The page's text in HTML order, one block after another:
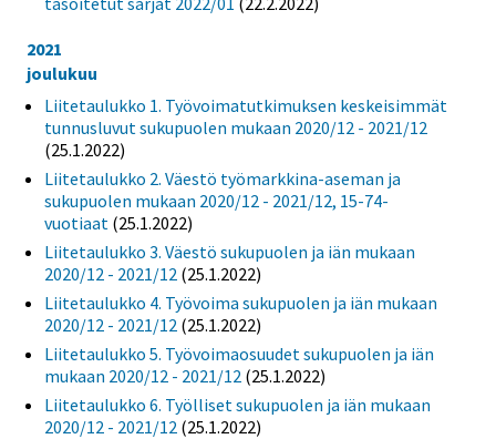
2021
joulukuu
Liitetaulukko 1. Työvoimatutkimuksen keskeisimmät
tunnusluvut sukupuolen mukaan 2020/12 - 2021/12
(25.1.2022)
Liitetaulukko 2. Väestö työmarkkina-aseman ja
sukupuolen mukaan 2020/12 - 2021/12, 15-74-
vuotiaat (25.1.2022)
Liitetaulukko 3. Väestö sukupuolen ja iän mukaan
2020/12 - 2021/12 (25.1.2022)
Liitetaulukko 4. Työvoima sukupuolen ja iän mukaan
2020/12 - 2021/12 (25.1.2022)
Liitetaulukko 5. Työvoimaosuudet sukupuolen ja iän
mukaan 2020/12 - 2021/12 (25.1.2022)
Liitetaulukko 6. Työlliset sukupuolen ja iän mukaan
2020/12 - 2021/12 (25.1.2022)